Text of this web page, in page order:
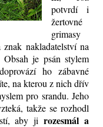
potvrdí i
žertovné
grimasy
znak nakladatelství na
je psán stylem
ho zábavné
na kterou z nich dřív
pro srandu. Jeho
takže se rozhodl
aby jirozesmál a